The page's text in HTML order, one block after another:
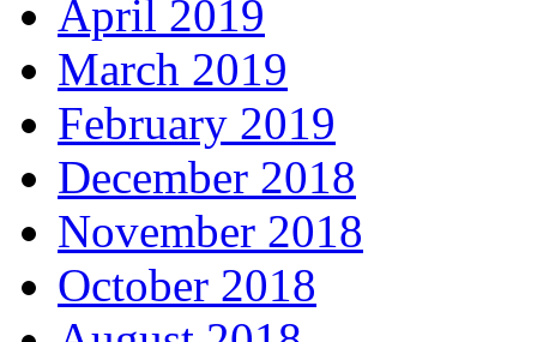
April 2019
March 2019
February 2019
December 2018
November 2018
October 2018